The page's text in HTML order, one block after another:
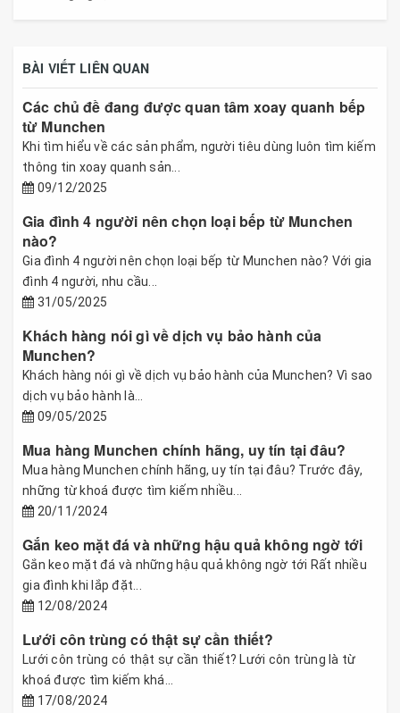
BÀI VIẾT LIÊN QUAN
Các chủ đề đang được quan tâm xoay quanh bếp
từ Munchen
Khi tìm hiểu về các sản phẩm, người tiêu dùng luôn tìm kiếm
thông tin xoay quanh sản...
09/12/2025
Gia đình 4 người nên chọn loại bếp từ Munchen
nào?
Gia đình 4 người nên chọn loại bếp từ Munchen nào? Với gia
đình 4 người, nhu cầu...
31/05/2025
Khách hàng nói gì về dịch vụ bảo hành của
Munchen?
Khách hàng nói gì về dịch vụ bảo hành của Munchen? Vì sao
dịch vụ bảo hành là...
09/05/2025
Mua hàng Munchen chính hãng, uy tín tại đâu?
Mua hàng Munchen chính hãng, uy tín tại đâu? Trước đây,
những từ khoá được tìm kiếm nhiều...
20/11/2024
Gắn keo mặt đá và những hậu quả không ngờ tới
Gắn keo mặt đá và những hậu quả không ngờ tới Rất nhiều
gia đình khi lắp đặt...
12/08/2024
Lưới côn trùng có thật sự cần thiết?
Lưới côn trùng có thật sự cần thiết? Lưới côn trùng là từ
khoá được tìm kiếm khá...
17/08/2024